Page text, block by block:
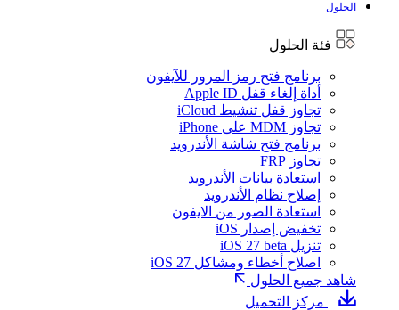
الحلول
فئة الحلول
برنامج فتح رمز المرور للآيفون
أداة إلغاء قفل Apple ID
تجاوز قفل تنشيط iCloud
تجاوز MDM على iPhone
برنامج فتح شاشة الأندرويد
تجاوز FRP
استعادة بيانات الأندرويد
إصلاح نظام الأندرويد
استعادة الصور من الايفون
تخفيض إصدار iOS
تنزيل iOS 27 beta
اصلاح أخطاء ومشاكل iOS 27
شاهد جميع الحلول
مركز التحميل